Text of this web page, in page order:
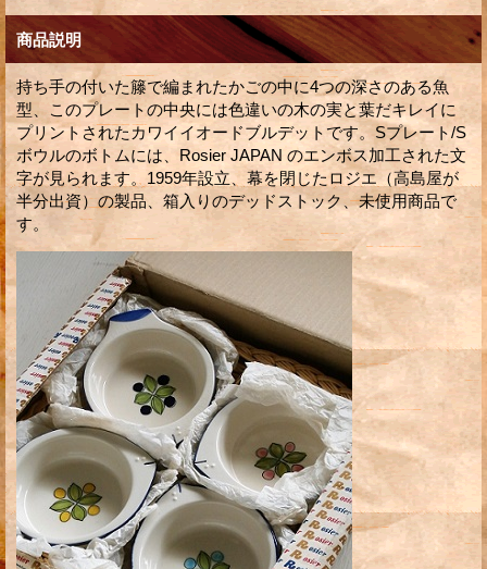
商品説明
持ち手の付いた籐で編まれたかごの中に4つの深さのある魚
型、このプレートの中央には色違いの木の実と葉だキレイに
プリントされたカワイイオードブルデットです。Sプレート/S
ボウルのボトムには、Rosier JAPAN のエンボス加工された文
字が見られます。1959年設立、幕を閉じたロジエ（高島屋が
半分出資）の製品、箱入りのデッドストック、未使用商品で
す。